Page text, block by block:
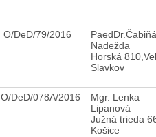
O/DeD/79/2016
Nadežda
Horská
Slavkov
O/DeD/078A/2016
Mgr. Lenka
Lipanová
Južná trieda
Košice